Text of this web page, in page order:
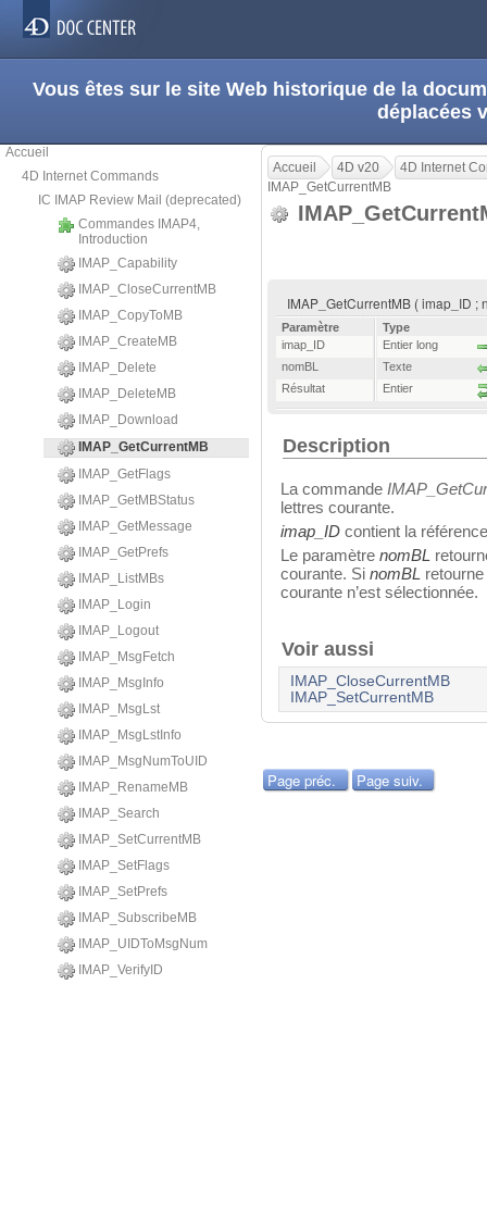
Vous êtes sur le site Web historique de la
déplacées
Accueil
4D Internet Commands
IC IMAP Review Mail (deprecated)
Commandes IMAP4,
Introduction
IMAP_Capability
IMAP_CloseCurrentMB
IMAP_CopyToMB
IMAP_CreateMB
IMAP_Delete
IMAP_DeleteMB
IMAP_Download
IMAP_GetCurrentMB
IMAP_GetFlags
IMAP_GetMBStatus
IMAP_GetMessage
IMAP_GetPrefs
IMAP_ListMBs
IMAP_Login
IMAP_Logout
IMAP_MsgFetch
IMAP_MsgInfo
IMAP_MsgLst
IMAP_MsgLstInfo
IMAP_MsgNumToUID
IMAP_RenameMB
IMAP_Search
IMAP_SetCurrentMB
IMAP_SetFlags
IMAP_SetPrefs
IMAP_SubscribeMB
IMAP_UIDToMsgNum
IMAP_VerifyID
Accueil 4D v20
4D Internet
IMAP_GetCurrentMB
IMAP_GetCurrentMB ( imap_ID ;
Paramètre
Type
imap_ID
Entier long
nomBL
Texte
Résultat
Entier
Description
La commande
lettres courante.
imap_ID contient la
Le paramètre nomBL
courante. Si nomBL
courante n’est sélectionnée.
Voir aussi
IMAP_CloseCurrentMB
IMAP_SetCurrentMB
Page préc. Page suiv.